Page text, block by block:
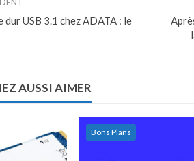
dur USB 3.1 chez ADATA : le
AUSSI AIMER
Bons Plans